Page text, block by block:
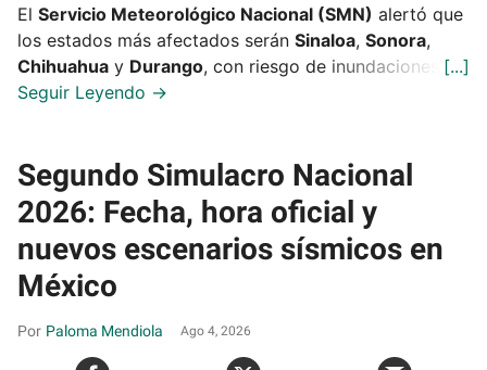
El Servicio Meteorológico Nacional (SMN) alertó que
los estados más afectados serán Sinaloa, Sonora,
Chihuahua y Durango, con riesgo de inundaciones.
Segundo Simulacro Nacional
2026: Fecha, hora oficial y
nuevos escenarios sísmicos en
México
Paloma Mendiola Ago 4, 2026